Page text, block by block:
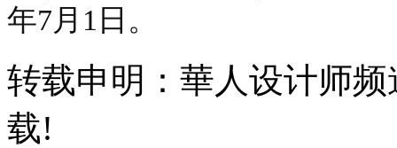
年7月1日。
转载申明：華人设计师
载!